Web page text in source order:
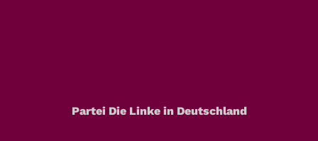
Partei Die Linke in Deutschland